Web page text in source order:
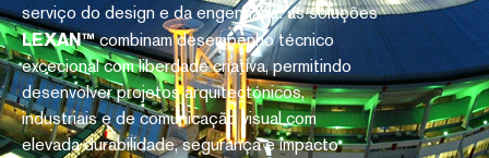
serviço do design e da engenharia: as soluções
LEXAN™combinam desempenho técnico
excecional com liberdade criativa, permitindo
desenvolver projetos arquitectónicos,
industriais e de comunicação visual com
elevada durabilidade, segurança e impacto